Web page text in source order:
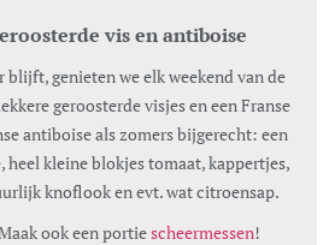
vis en antiboise
geroosterde visjes en een Franse
antiboise als zomers bijgerecht: een
heel kleine blokjes tomaat, kappertjes,
knoflook en evt. wat citroensap.
ook een portiescheermessen!